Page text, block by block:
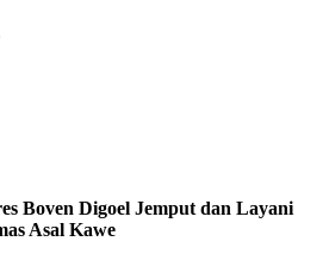
Boven Digoel Jemput dan Layani
Asal Kawe